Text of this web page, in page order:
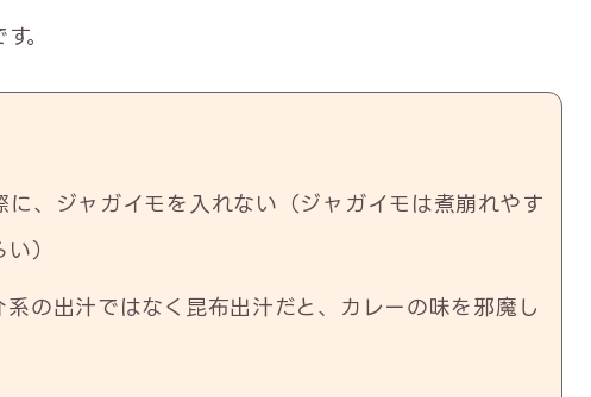
。
に、ジャガイモを入れない（ジャガイモは煮崩れやす
）
の出汁ではなく昆布出汁だと、カレーの味を邪魔し